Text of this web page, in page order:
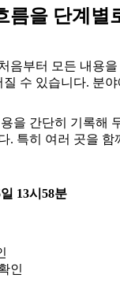
을 단계별
음부터 모든 내용
수 있습니다. 분
을 간단히 기록해
. 특히 여러 곳을
13시58분
인